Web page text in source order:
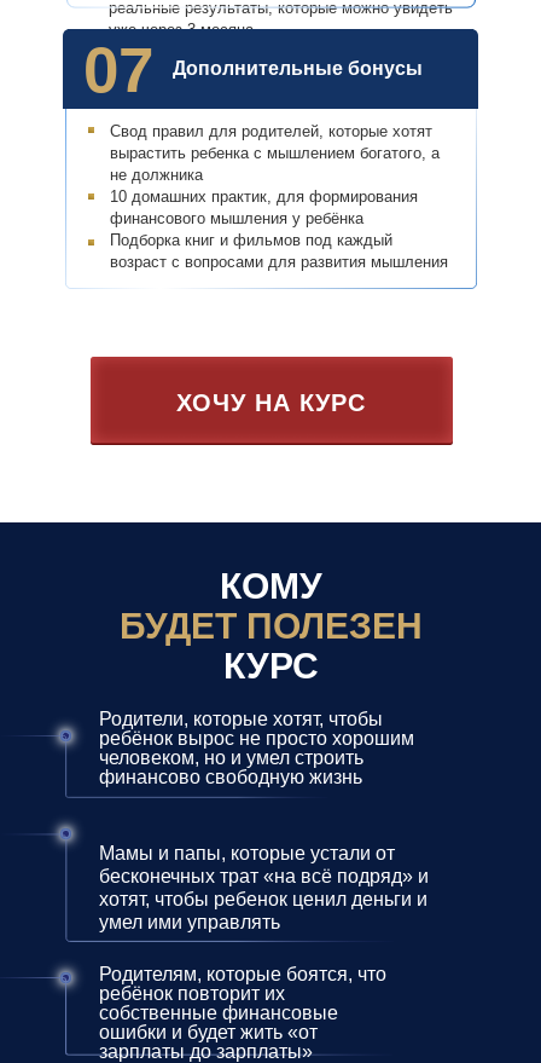
ХОЧУ НА КУРС
реальные результаты, которые можно увидеть
уже через 3 месяца
Свод правил для родителей, которые хотят
вырастить ребенка с мышлением богатого, а
не должника
10 домашних практик, для формирования
финансового мышления у ребёнка
Подборка книг и фильмов под каждый
возраст с вопросами для развития мышления
Дополнительные бонусы
07
Мамы и папы, которые устали от
бесконечных трат «на всё подряд» и
хотят, чтобы ребенок ценил деньги и
умел ими управлять
Родителям, которые боятся, что
ребёнок повторит их
собственные финансовые
ошибки и будет жить «от
зарплаты до зарплаты»
Родители, которые хотят, чтобы
ребёнок вырос не просто хорошим
человеком, но и умел строить
финансово свободную жизнь
КОМУ
БУДЕТ ПОЛЕЗЕН
КУРС